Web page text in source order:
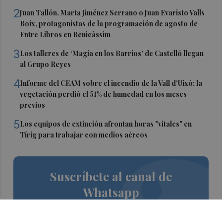
2Juan Tallón, Marta Jiménez Serrano o Juan Evaristo Valls
Boix, protagonistas de la programación de agosto de
Entre Libros en Benicàssim
3Los talleres de ‘Magia en los Barrios’ de Castelló llegan
al Grupo Reyes
4Informe del CEAM sobre el incendio de la Vall d'Uixó: la
vegetación perdió el 51% de humedad en los meses
previos
5Los equipos de extinción afrontan horas "vitales" en
Tírig para trabajar con medios aéreos
Suscríbete al canal de
Whatsapp